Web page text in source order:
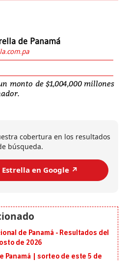
de Panamá
monto de $1,004,000 millones
cobertura en los resultados
búsqueda.
Estrella en Google ↗️
de Panamá - Resultados del
de 2026
Panamá | sorteo de este 5 de